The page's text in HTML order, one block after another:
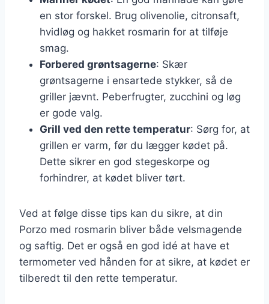
en stor forskel. Brug olivenolie, citronsaft,
hvidløg og hakket rosmarin for at tilføje
smag.
Forbered grøntsagerne: Skær
grøntsagerne i ensartede stykker, så de
griller jævnt. Peberfrugter, zucchini og løg
er gode valg.
Grill ved den rette temperatur: Sørg for, at
grillen er varm, før du lægger kødet på.
Dette sikrer en god stegeskorpe og
forhindrer, at kødet bliver tørt.
Ved at følge disse tips kan du sikre, at din
Porzo med rosmarin bliver både velsmagende
og saftig. Det er også en god idé at have et
termometer ved hånden for at sikre, at kødet er
tilberedt til den rette temperatur.